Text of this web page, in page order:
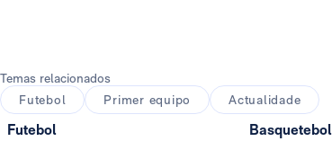
Temas relacionados
Futebol
Primer equipo Actualidade
Futebol Basquetebol